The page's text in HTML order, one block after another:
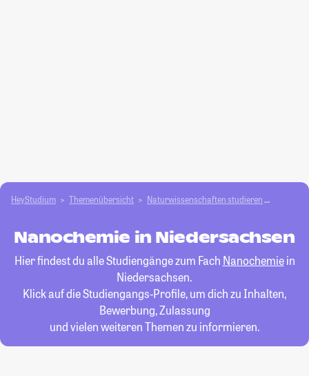
HeyStudium Themenübersicht Natur­wissenschaften studieren
Nanochemie in Niedersachsen
Hier findest du alle Studiengänge zum Fach Nanochemiein
Niedersachsen.
Klick auf die Studiengangs-Profile, um dich zu Inhalten,
Bewerbung, Zulassung
und vielen weiteren Themen zu informieren.